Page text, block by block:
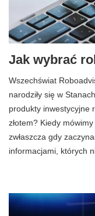
Jak wybrać
Wszechświat
narodziły się w
produkty inwestycyjne
złotem? Kiedy
zwłaszcza gdy
informacjami, których